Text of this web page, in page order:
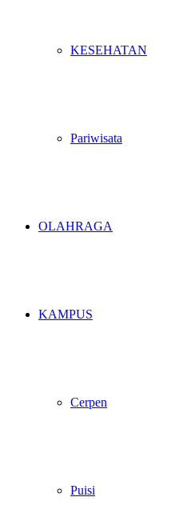
KESEHATAN
Pariwisata
OLAHRAGA
KAMPUS
Cerpen
Puisi